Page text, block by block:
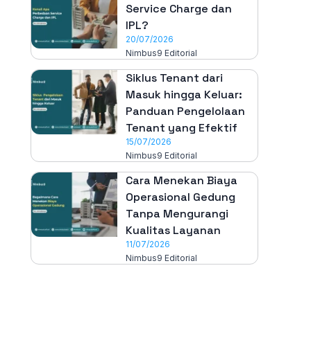
Service Charge dan
IPL?
20/07/2026
Nimbus9 Editorial
Siklus Tenant dari
Masuk hingga Keluar:
Panduan Pengelolaan
Tenant yang Efektif
15/07/2026
Nimbus9 Editorial
Cara Menekan Biaya
Operasional Gedung
Tanpa Mengurangi
Kualitas Layanan
11/07/2026
Nimbus9 Editorial